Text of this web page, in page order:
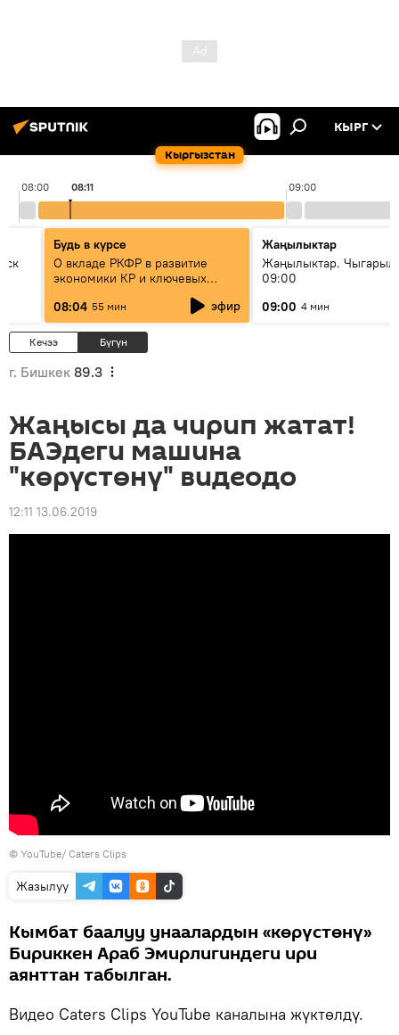
Кыргызстан
КЫРГ
08:00 09:00
08:11
Будь в курсе
О вкладе РКФР в развитие
экономики КР и ключевых
08:04 55 мин эфир
Жаңылыктар
Жаңылыктар.
09:00
09:00 4 мин
Кечээ Бүгүн
г. Бишкек 89.3
Жаңысы да чирип жатат!
БАЭдеги машина
"көрүстөнү" видеодо
12:11 13.06.2019
© YouTube/ Caters Clips
Жазылуу
Кымбат баалуу унаалардын «көрүстөнү»
Бириккен Араб Эмирлигиндеги ири
аянттан табылган.
Видео Caters Clips YouTube каналына жүктөлдү.